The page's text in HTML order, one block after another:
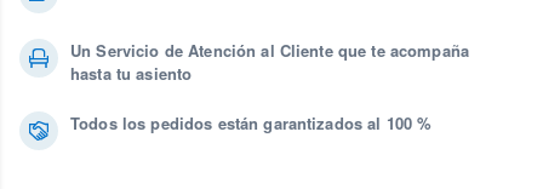
Un Servicio de Atención al Cliente que te acompaña
hasta tu asiento
Todos los pedidos están garantizados al 100 %